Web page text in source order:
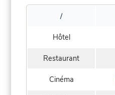
/
Hôtel
Restaurant
Cinéma